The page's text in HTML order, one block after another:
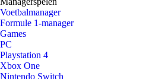
Voetbalmanager
Formule 1-manager
Games
PC
Playstation 4
Xbox One
Nintendo Switch